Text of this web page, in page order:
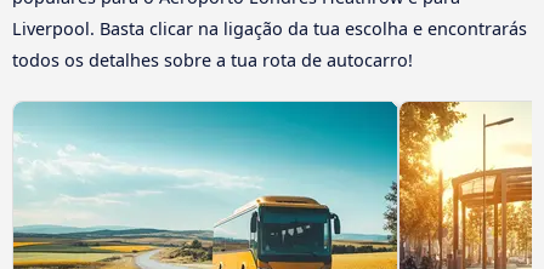
Liverpool. Basta clicar na ligação da tua escolha e encontrarás
todos os detalhes sobre a tua rota de autocarro!